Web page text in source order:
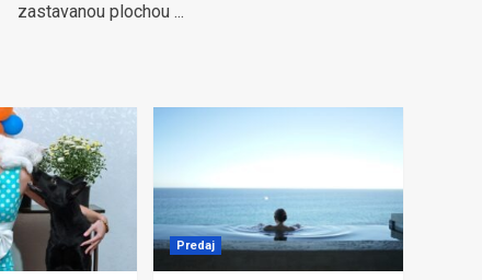
zastavanou plochou ...
Predaj